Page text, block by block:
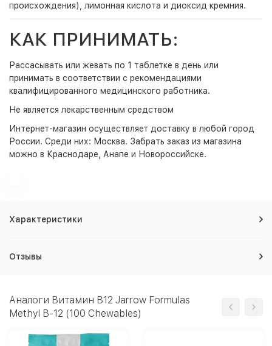
происхождения), лимонная кислота и диоксид кремния.
КАК ПРИНИМАТЬ:
Рассасывать или жевать по 1 таблетке в день или
принимать в соответствии с рекомендациями
квалифицированного медицинского работника.
Не является лекарственным средством
Интернет-магазин осуществляет доставку в любой город
России. Среди них: Москва. Забрать заказ из магазина
можно в Краснодаре, Анапе и Новороссийске.
Характеристики
Отзывы
Аналоги Витамин B12 Jarrow Formulas
Methyl B-12 (100 Chewables)